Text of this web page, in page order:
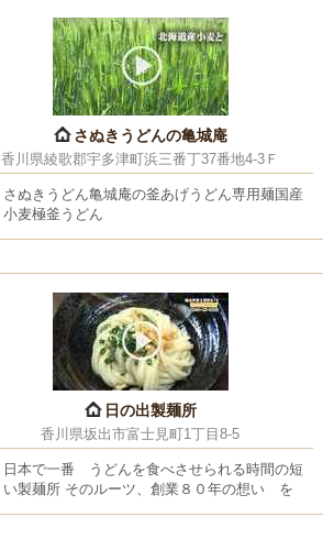
さぬきうどんの亀城庵
香川県綾歌郡宇多津町浜三番丁37番地4-3Ｆ
さぬきうどん亀城庵の釜あげうどん専用麺国産
小麦極釜うどん
日の出製麺所
香川県坂出市富士見町1丁目8-5
日本で一番 うどんを食べさせられる時間の短
い製麺所 そのルーツ、創業８０年の想い を